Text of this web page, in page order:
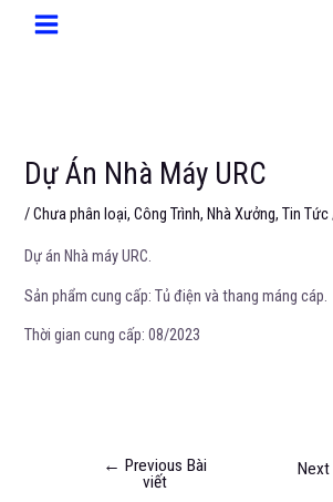
Dự Án Nhà Máy URC
/Chưa phân loại,Công Trình, Nhà Xưởng,Tin Tức
Dự án Nhà máy URC.
Sản phẩm cung cấp: Tủ điện và thang máng cáp.
Thời gian cung cấp: 08/2023
← Previous Bài
viết
Next